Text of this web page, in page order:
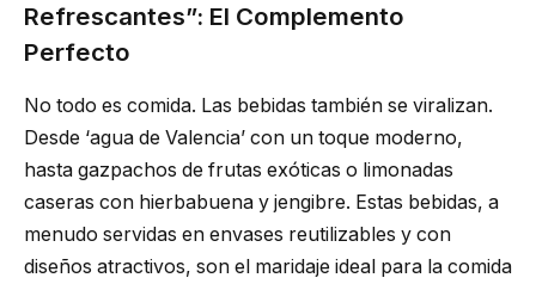
Refrescantes”: El Complemento
Perfecto
No todo es comida. Las bebidas también se viralizan.
Desde ‘agua de Valencia’ con un toque moderno,
hasta gazpachos de frutas exóticas o limonadas
caseras con hierbabuena y jengibre. Estas bebidas, a
menudo servidas en envases reutilizables y con
diseños atractivos, son el maridaje ideal para la comida